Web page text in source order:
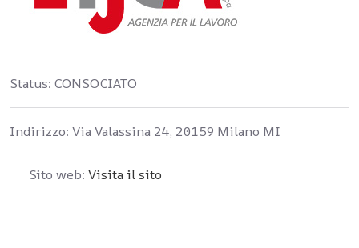
Status: CONSOCIATO
Indirizzo: Via Valassina 24, 20159 Milano MI
Sito web: Visita il sito